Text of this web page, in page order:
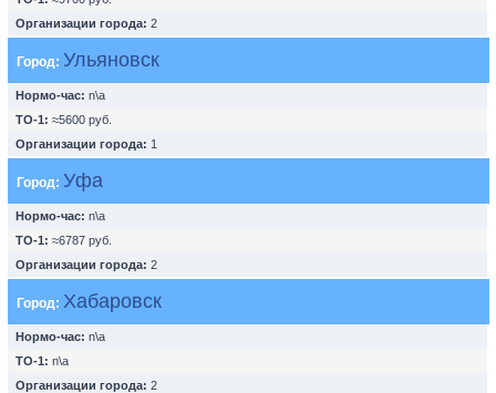
Организации города: 2
Город: Ульяновск
Нормо-час: n\a
ТО-1: ≈5600 руб.
Организации города: 1
Город: Уфа
Нормо-час: n\a
ТО-1: ≈6787 руб.
Организации города: 2
Город: Хабаровск
Нормо-час: n\a
ТО-1: n\a
Организации города: 2